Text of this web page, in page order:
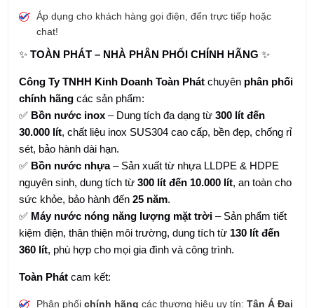
Áp dụng cho khách hàng gọi điện, đến trực tiếp hoặc
chat!
✨TOÀN PHÁT – NHÀ PHÂN PHỐI CHÍNH HÃNG ✨
Công Ty TNHH Kinh Doanh Toàn Phát chuyên phân phối
chính hãng các sản phẩm:
✅ Bồn nước inox – Dung tích đa dạng từ300 lít đến
30.000 lít, chất liệu inox SUS304 cao cấp, bền đẹp, chống rỉ
sét, bảo hành dài hạn.
✅ Bồn nước nhựa– Sản xuất từ nhựa LLDPE & HDPE
nguyên sinh, dung tích từ300 lít đến 10.000 lít, an toàn cho
sức khỏe, bảo hành đến25 năm.
✅ Máy nước nóng năng lượng mặt trời – Sản phẩm tiết
kiệm điện, thân thiện môi trường, dung tích từ 130 lít đến
360 lít, phù hợp cho mọi gia đình và công trình.
Toàn Phát cam kết:
Phân phốichính hãng các thương hiệu uy tín:Tân Á Đại